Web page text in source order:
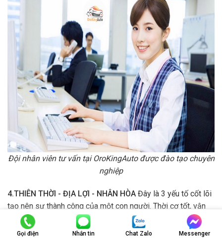
Đội nhân viên tư vấn tại OroKingAuto được đào tạo chuyên
nghiệp
4.THIÊN THỜI - ĐỊA LỢI - NHÂN HÒA Đây là 3 yếu tố cốt lõi
tạo nên sự thành công của một con người. Thời cơ tốt, vận
số tốt kết hợp vị trí thuận lợi, nhưng nếu lòng người không
hòa hợp sẽ không thể tạo nên cơ đồ. Hiểu được tầm quan
Gọi điện Nhắn tin Chat Zalo Messenger